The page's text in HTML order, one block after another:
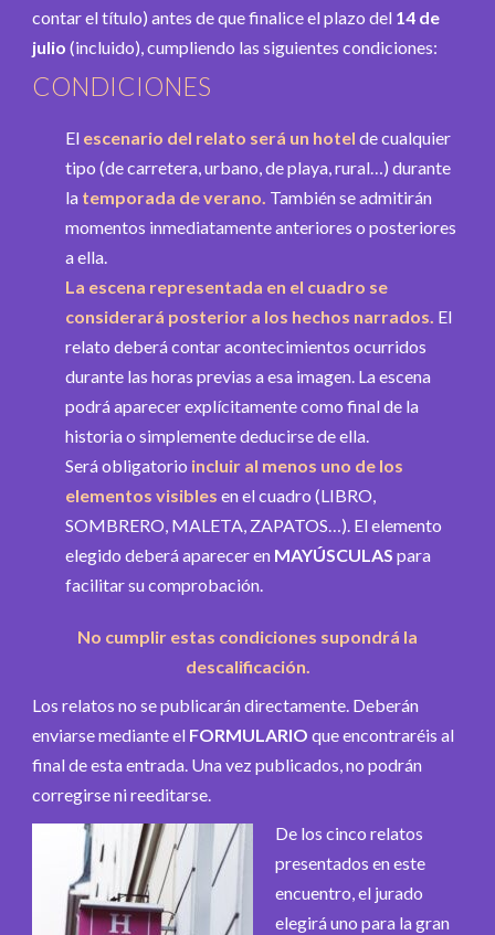
contar el título) antes de que finalice el plazo del 14 de
julio (incluido), cumpliendo las siguientes condiciones:
CONDICIONES
El escenario del relato será un hotel de cualquier
tipo (de carretera, urbano, de playa, rural…) durante
la temporada de verano. También se admitirán
momentos inmediatamente anteriores o posteriores
a ella.
La escena representada en el cuadro se
considerará posterior a los hechos narrados. El
relato deberá contar acontecimientos ocurridos
durante las horas previas a esa imagen. La escena
podrá aparecer explícitamente como final de la
historia o simplemente deducirse de ella.
Será obligatorio incluir al menos uno de los
elementos visibles en el cuadro (LIBRO,
SOMBRERO, MALETA, ZAPATOS…). El elemento
elegido deberá aparecer en MAYÚSCULAS para
facilitar su comprobación.
No cumplir estas condiciones supondrá la
descalificación.
Los relatos no se publicarán directamente. Deberán
enviarse mediante el FORMULARIO que encontraréis al
final de esta entrada. Una vez publicados, no podrán
corregirse ni reeditarse.
De los cinco relatos
presentados en este
encuentro, el jurado
elegirá uno para la gran